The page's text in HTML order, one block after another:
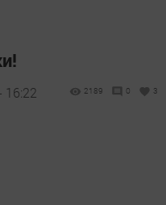
16:22 2189 0 3